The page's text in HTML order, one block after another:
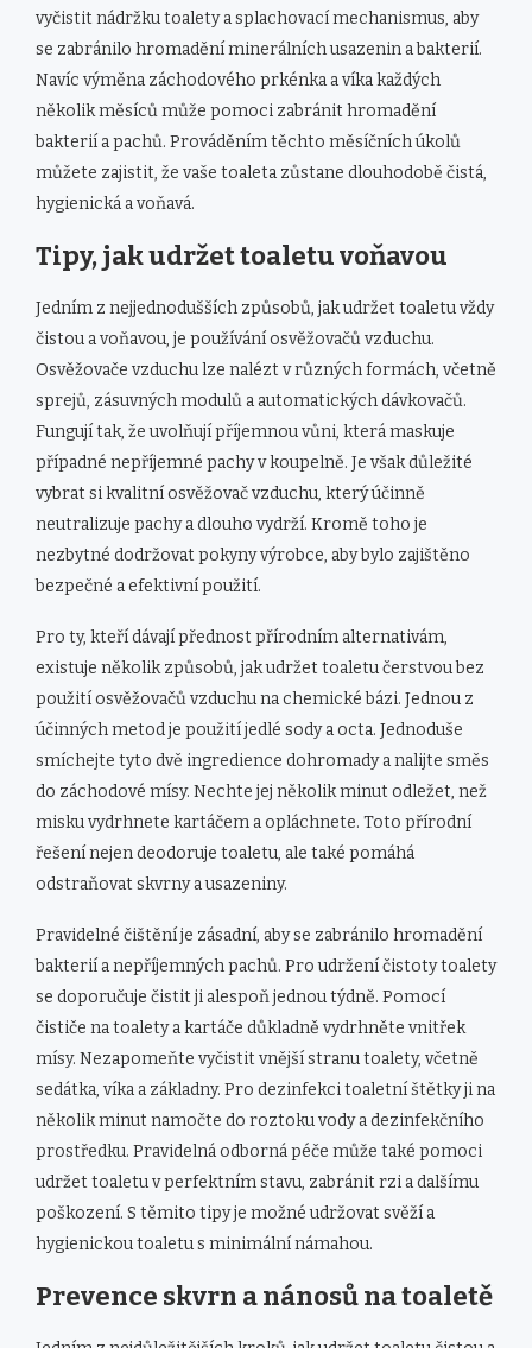
vyčistit nádržku toalety a splachovací mechanismus, aby
se zabránilo hromadění minerálních usazenin a bakterií.
Navíc výměna záchodového prkénka a víka každých
několik měsíců může pomoci zabránit hromadění
bakterií a pachů. Prováděním těchto měsíčních úkolů
můžete zajistit, že vaše toaleta zůstane dlouhodobě čistá,
hygienická a voňavá.
Tipy, jak udržet toaletu voňavou
Jedním z nejjednodušších způsobů, jak udržet toaletu vždy
čistou a voňavou, je používání osvěžovačů vzduchu.
Osvěžovače vzduchu lze nalézt v různých formách, včetně
sprejů, zásuvných modulů a automatických dávkovačů.
Fungují tak, že uvolňují příjemnou vůni, která maskuje
případné nepříjemné pachy v koupelně. Je však důležité
vybrat si kvalitní osvěžovač vzduchu, který účinně
neutralizuje pachy a dlouho vydrží. Kromě toho je
nezbytné dodržovat pokyny výrobce, aby bylo zajištěno
bezpečné a efektivní použití.
Pro ty, kteří dávají přednost přírodním alternativám,
existuje několik způsobů, jak udržet toaletu čerstvou bez
použití osvěžovačů vzduchu na chemické bázi. Jednou z
účinných metod je použití jedlé sody a octa. Jednoduše
smíchejte tyto dvě ingredience dohromady a nalijte směs
do záchodové mísy. Nechte jej několik minut odležet, než
misku vydrhnete kartáčem a opláchnete. Toto přírodní
řešení nejen deodoruje toaletu, ale také pomáhá
odstraňovat skvrny a usazeniny.
Pravidelné čištění je zásadní, aby se zabránilo hromadění
bakterií a nepříjemných pachů. Pro udržení čistoty toalety
se doporučuje čistit ji alespoň jednou týdně. Pomocí
čističe na toalety a kartáče důkladně vydrhněte vnitřek
mísy. Nezapomeňte vyčistit vnější stranu toalety, včetně
sedátka, víka a základny. Pro dezinfekci toaletní štětky ji na
několik minut namočte do roztoku vody a dezinfekčního
prostředku. Pravidelná odborná péče může také pomoci
udržet toaletu v perfektním stavu, zabránit rzi a dalšímu
poškození. S těmito tipy je možné udržovat svěží a
hygienickou toaletu s minimální námahou.
Prevence skvrn a nánosů na toaletě